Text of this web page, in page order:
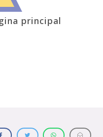
principal